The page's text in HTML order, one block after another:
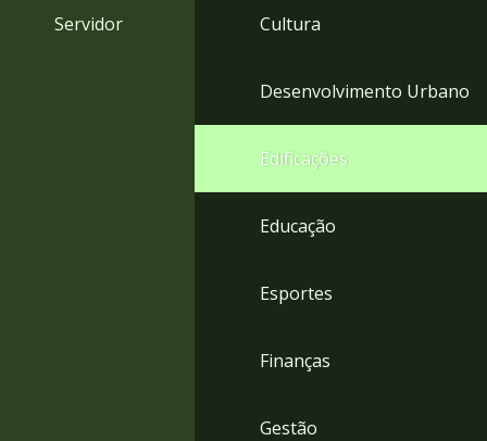
Servidor Cultura
Desenvolvimento Urbano
Edificações
Educação
Esportes
Finanças
Gestão